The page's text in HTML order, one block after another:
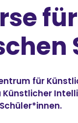
für
Künstlicher